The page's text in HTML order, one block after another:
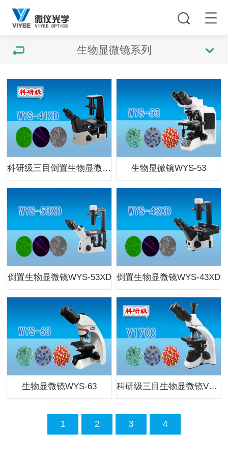
生物显微镜系列
科研级三目倒置生物显微镜WYS-41XD 生物显微镜WYS-53
倒置生物显微镜WYS-53XD 倒置生物显微镜WYS-43XD
生物显微镜WYS-63 科研级三目生物显微镜V1700
1 2 3 4